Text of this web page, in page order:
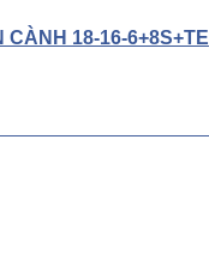
CÀNH 18-16-6+8S+TE